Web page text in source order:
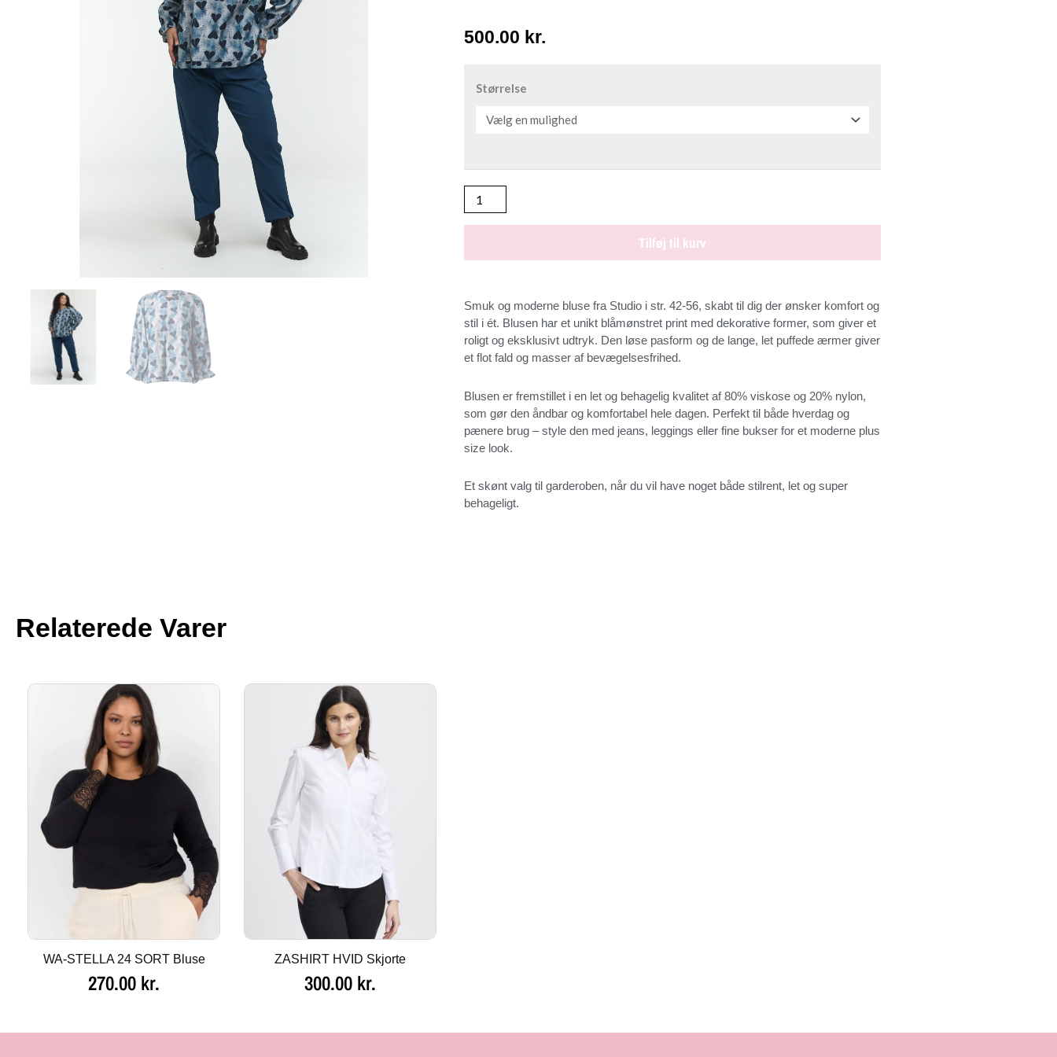
500.00 kr.
Størrelse
SDASIE
Tilføj til kurv
Smuk og moderne bluse fra Studio i str. 42-56, skabt til dig der ønsker komfort og
stil i ét. Blusen har et unikt blåmønstret print med dekorative former, som giver et
roligt og eksklusivt udtryk. Den løse pasform og de lange, let puffede ærmer giver
et flot fald og masser af bevægelsesfrihed.
Blusen er fremstillet i en let og behagelig kvalitet af 80% viskose og 20% nylon,
som gør den åndbar og komfortabel hele dagen. Perfekt til både hverdag og
pænere brug – style den med jeans, leggings eller fine bukser for et moderne plus
size look.
Et skønt valg til garderoben, når du vil have noget både stilrent, let og super
behageligt.
Relaterede Varer
WA-STELLA 24 SORT Bluse
270.00 kr.
ZASHIRT HVID Skjorte
300.00 kr.